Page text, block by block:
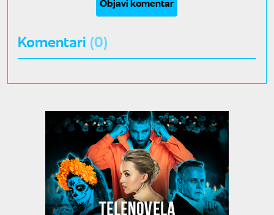
Objavi komentar
Komentari (0)